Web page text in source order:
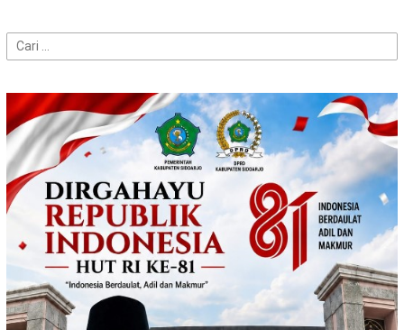
Cari
untuk: